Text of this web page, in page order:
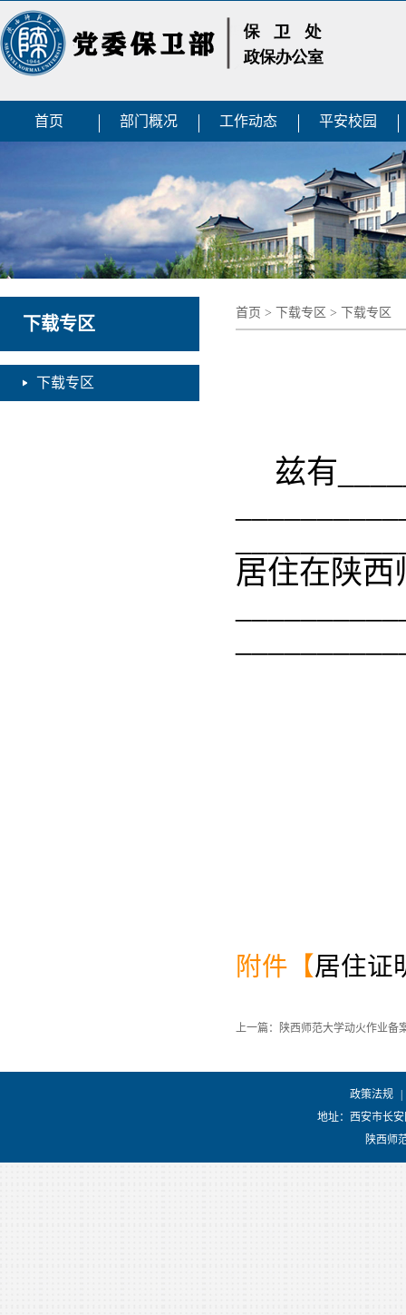
首页 部门概况 工作动态 平安校园
下载专区
下载专区
首页 > 下载专区 > 下载专区
兹有
居住在陕西
附件【居住证
上一篇：陕西师范大学动火作业备
政策法规
地址：西安市长
陕西师